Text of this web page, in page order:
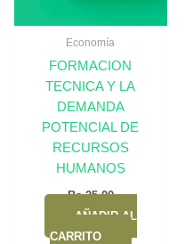
Economía
FORMACION
TECNICA Y LA
DEMANDA
POTENCIAL DE
RECURSOS
HUMANOS
Bs.25,00
AÑADIR AL
CARRITO